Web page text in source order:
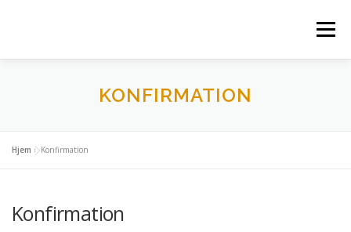
Menu
BRYLLUP KONFIRMATION
FAMILIENS FESTER
MAD UD AF HUSET
KONFIRMATION
Hjem »Konfirmation
Konfirmation